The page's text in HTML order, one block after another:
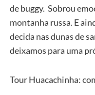
de buggy. Sobrou
montanha russa. E
decida nas dunas de
deixamos para uma
Tour Huacachinha: